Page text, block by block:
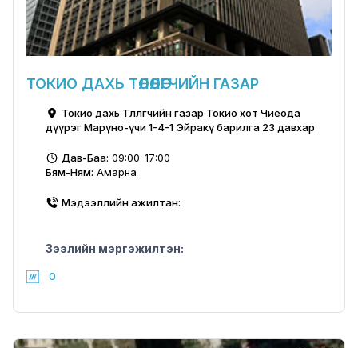
ТОКИО ДАХЬ ТӨЛӨӨЛӨГЧИЙН ГАЗАР
Токио дахь Төлөөлөгчийн газар Токио хот Чиёода
дүүрэг Марүно-үчи 1-4-1 Эйракү барилга 23 давхар
Дав-Баа: 09:00-17:00
Бям-Ням: Амарна
Мэдээллийн ажилтан:
Зээлийн мэргэжилтэн:
0